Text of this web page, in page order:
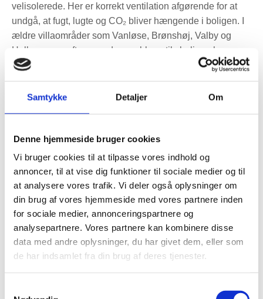
Samtykke Detaljer Om
Denne hjemmeside bruger cookies
Vi bruger cookies til at tilpasse vores indhold og
annoncer, til at vise dig funktioner til sociale medier og til
at analysere vores trafik. Vi deler også oplysninger om
din brug af vores hjemmeside med vores partnere inden
for sociale medier, annonceringspartnere og
analysepartnere. Vores partnere kan kombinere disse
data med andre oplysninger, du har givet dem, eller som
de har indsamlet fra din brug af deres tjenester.
velisolerede. Her er korrekt ventilation afgørende for at
undgå, at fugt, lugte og CO₂ bliver hængende i boligen. I
ældre villaområder som Vanløse, Brønshøj, Valby og
Hellerup ses ofte en anden problematik: boligen har
måske tidligere “ventileret sig selv” gennem utætheder,
men efter renovering bliver luftskiftet for lavt, mens
kuldebroer og kælderfugt stadig kan give udfordringer.
vurdering af boligtype, byggeår, planløsning, tæthed,
varmegenvinding. Det samme gælder, hvis problemet
kondens på vinduer
, kælderlugt eller
utilstrækkelig udsugning fra badeværelse.
Centralt ventilationsanlæg
eller et-rumsventilation?